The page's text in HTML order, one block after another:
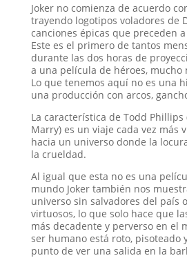
Joker no comienza de acuerdo
trayendo logotipos voladores de
canciones épicas que preceden
Este es el primero de tantos
durante las dos horas de
a una película de héroes, mucho
Lo que tenemos aquí no es una
una producción con arcos,
La característica de Todd Phillips
Marry) es un viaje cada vez más
hacia un universo donde la
la crueldad.
Al igual que esta no es una
mundo Joker también nos
universo sin salvadores del país
virtuosos, lo que solo hace que
más decadente y perverso en el
ser humano está roto, pisoteado
punto de ver una salida en la